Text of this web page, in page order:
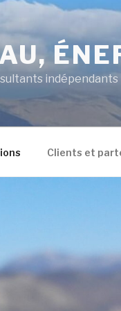
indépendants
Clients et